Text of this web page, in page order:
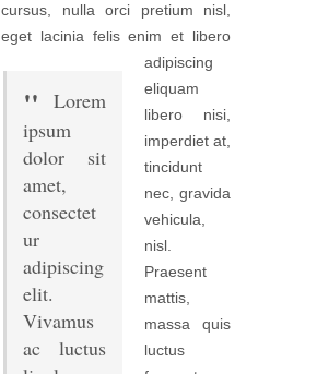
cursus, nulla orci pretium nisl,
eget lacinia felis enim et libero
Lorem
ipsum
dolor sit
amet,
consectet
ur
adipiscing
elit.
Vivamus
ac luctus
adipiscing
eliquam
libero nisi,
imperdiet at,
tincidunt
nec, gravida
vehicula,
nisl.
Praesent
mattis,
massa quis
luctus